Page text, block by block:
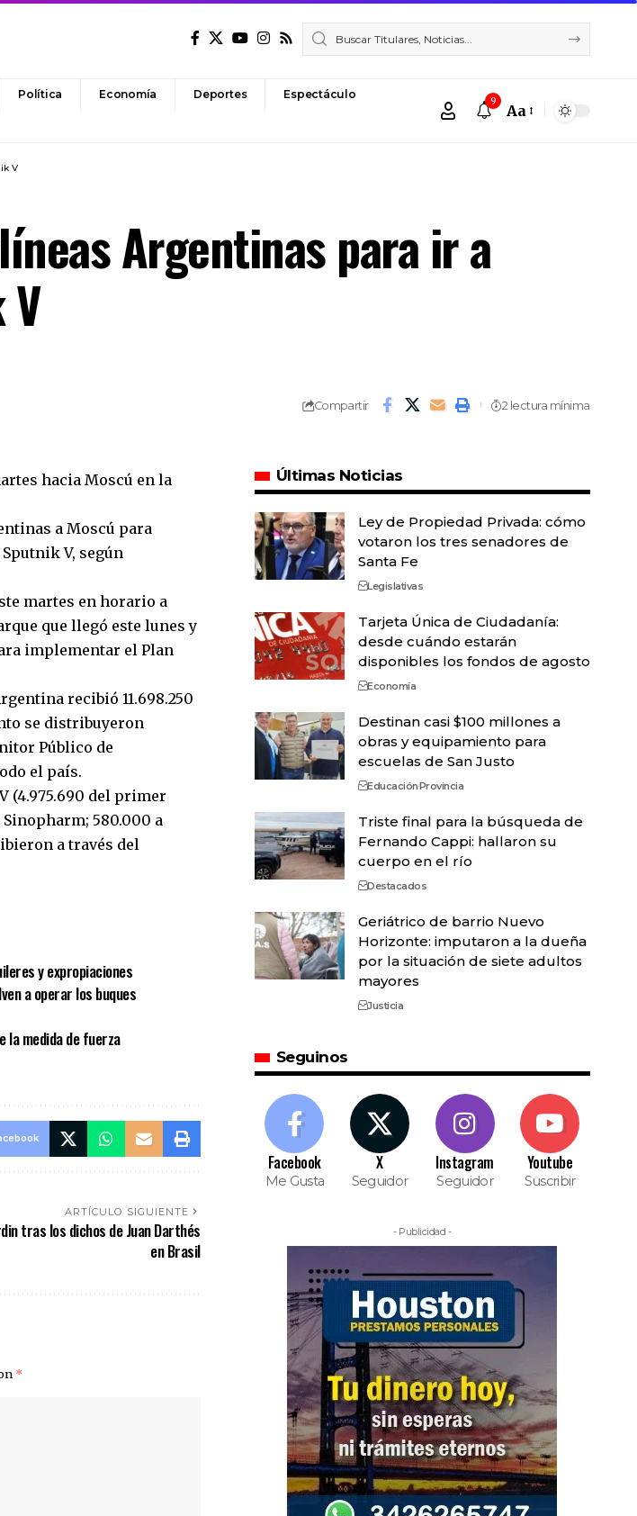
Política Economía Deportes Espectáculo 9
Font
Aa
V
Argentinas para ir a
Compartir 2 lectura mínima
hacia Moscú en la
a Moscú para
V, según
martes en horario a
que llegó este lunes y
implementar el Plan
recibió 11.698.250
se distribuyeron
Público de
el país.
(4.975.690 del primer
580.000 a
a través del
y expropiaciones
a operar los buques
la medida de fuerza
ARTÍCULO SIGUIENTE
tras los dichos de Juan Darthés
en Brasil
*
Últimas Noticias
Ley de Propiedad Privada: cómo
votaron los tres senadores de
Santa Fe
Legislativas
Tarjeta Única de Ciudadanía:
desde cuándo estarán
disponibles los fondos de agosto
Economía
Destinan casi $100 millones a
obras y equipamiento para
escuelas de San Justo
EducaciónProvincia
Triste final para la búsqueda de
Fernando Cappi: hallaron su
cuerpo en el río
Destacados
Geriátrico de barrio Nuevo
Horizonte: imputaron a la dueña
por la situación de siete adultos
mayores
Justicia
Seguinos
Facebook
Me Gusta
X
Seguidor
Instagram
Seguidor
Youtube
Suscribir
- Publicidad -